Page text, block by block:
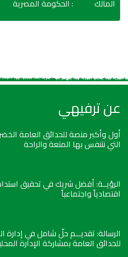
المالك : الحكومة المصرية
عن ترفيهي
أول وأكبر منصة للحدائق العامة
التي نتنفس بها المتعة والراحة
الرؤيــة: أفضل شريك في تحقيق
اقتصادياً واجتماعياً
الرسالة: تقديـــم حلّ شامل في إدارة
للحدائق العامة بمشاركة الإدارة